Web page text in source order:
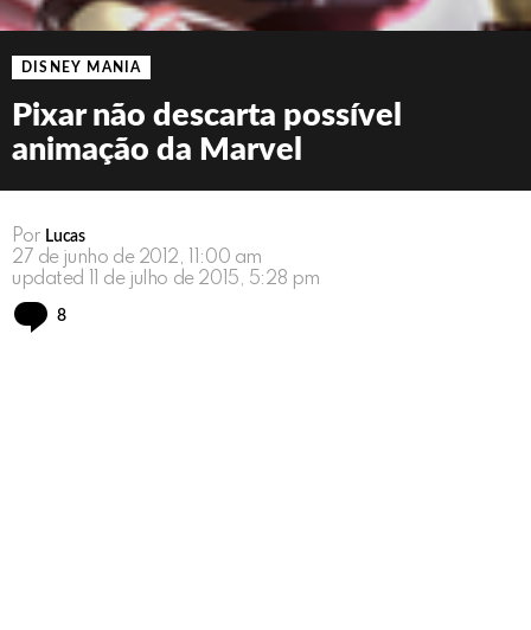
DISNEY MANIA
Pixar não descarta possível
animação da Marvel
Por Lucas
27 de junho de 2012, 11:00 am
updated
11 de julho de 2015, 5:28 pm
8